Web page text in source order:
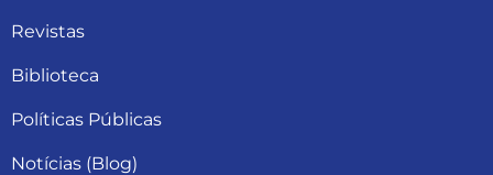
Revistas
Biblioteca
Políticas Públicas
Notícias (Blog)